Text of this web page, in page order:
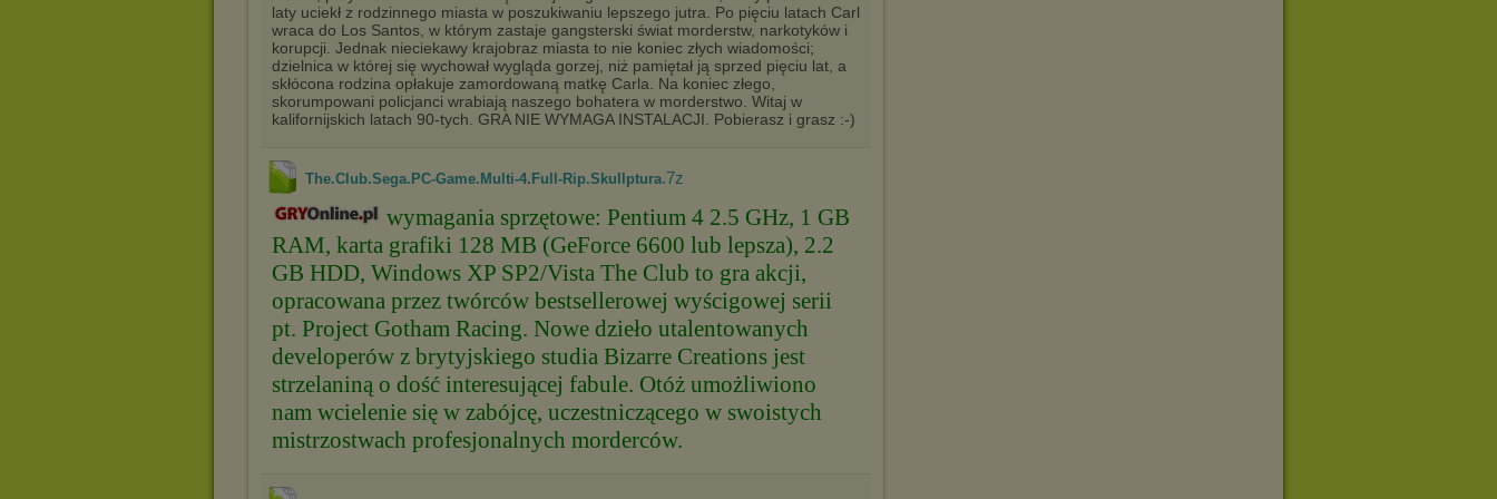
laty uciekł z rodzinnego miasta w poszukiwaniu lepszego jutra. Po pięciu latach Carl
wraca do Los Santos, w którym zastaje gangsterski świat morderstw, narkotyków i
korupcji. Jednak nieciekawy krajobraz miasta to nie koniec złych wiadomości;
dzielnica w której się wychował wygląda gorzej, niż pamiętał ją sprzed pięciu lat, a
skłócona rodzina opłakuje zamordowaną matkę Carla. Na koniec złego,
skorumpowani policjanci wrabiają naszego bohatera w morderstwo. Witaj w
kalifornijskich latach 90-tych. GRA NIE WYMAGA INSTALACJI. Pobierasz i grasz :-)
The.Club.Sega.PC-Game.Multi-4.Full-Rip.Skullptura.7z
wymagania sprzętowe: Pentium 4 2.5 GHz, 1 GB
RAM, karta grafiki 128 MB (GeForce 6600 lub lepsza), 2.2
GB HDD, Windows XP SP2/Vista The Club to gra akcji,
opracowana przez twórców bestsellerowej wyścigowej serii
pt. Project Gotham Racing. Nowe dzieło utalentowanych
developerów z brytyjskiego studia Bizarre Creations jest
strzelaniną o dość interesującej fabule. Otóż umożliwiono
nam wcielenie się w zabójcę, uczestniczącego w swoistych
mistrzostwach profesjonalnych morderców.